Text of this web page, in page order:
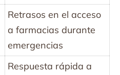
Retrasos en el acceso
a farmacias durante
emergencias
Respuesta rápida a